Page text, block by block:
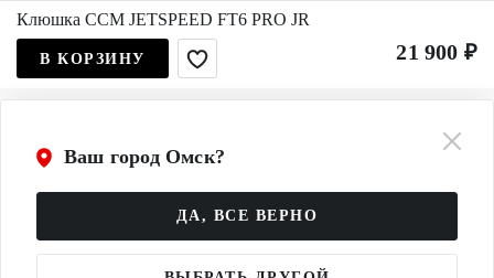
Ваш город Омск?
ДА, ВСЕ ВЕРНО
Клюшка CCM JETSPEED FT6 PRO JR
21 900 ₽
В КОРЗИНУ